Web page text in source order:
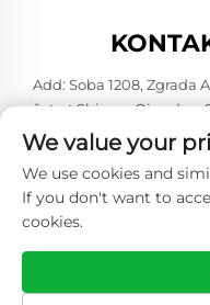
Add: Soba 1208, Zgrada
četvrt Shinan, Qingdao,
-Tel: +86-53285879528
E-mail:[email protected]
Copyright © 2026
su
We value your
We use cookies and
If you don't want to
cookies.